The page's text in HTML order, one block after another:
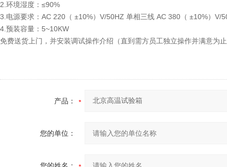
2.环境湿度：≤90%
3.电源要求：AC 220（ ±10%）V/50HZ 单相三线 AC 380（ ±10%）V/
4.预装容量：5~10KW
免费送货上门，并安装调试操作介绍（直到需方员工独立操作并满意为
产品：
您的单位：